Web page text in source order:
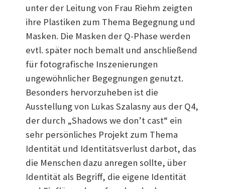
unter der Leitung von Frau Riehm zeigten
ihre Plastiken zum Thema Begegnung und
Masken. Die Masken der Q-Phase werden
evtl. später noch bemalt und anschließend
für fotografische Inszenierungen
ungewöhnlicher Begegnungen genutzt.
Besonders hervorzuheben ist die
Ausstellung von Lukas Szalasny aus der Q4,
der durch „Shadows we don’t cast“ ein
sehr persönliches Projekt zum Thema
Identität und Identitätsverlust darbot, das
die Menschen dazu anregen sollte, über
Identität als Begriff, die eigene Identität